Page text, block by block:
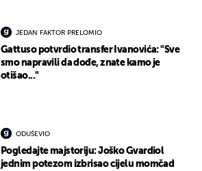
JEDAN FAKTOR PRELOMIO
Gattuso potvrdio transfer Ivanovića: "Sve
smo napravili da dođe, znate kamo je
otišao..."
ODUŠEVIO
Pogledajte majstoriju: Joško Gvardiol
jednim potezom izbrisao cijelu momčad